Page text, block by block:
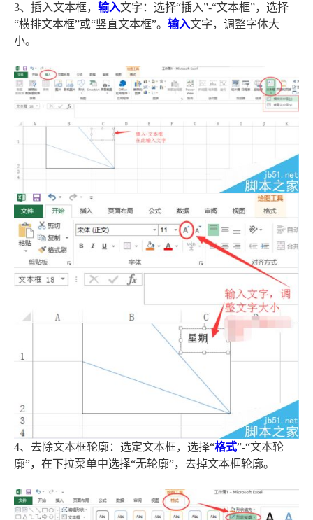
3、插入文本框， 输入文字：选择“插入”-“文本框”，选择
“横排文本框”或“竖直文本框”。 输入文字，调整字体大
小。
4、去除文本框轮廓：选定文本框，选择“格式”-“文本轮
廓”，在下拉菜单中选择“无轮廓”，去掉文本框轮廓。